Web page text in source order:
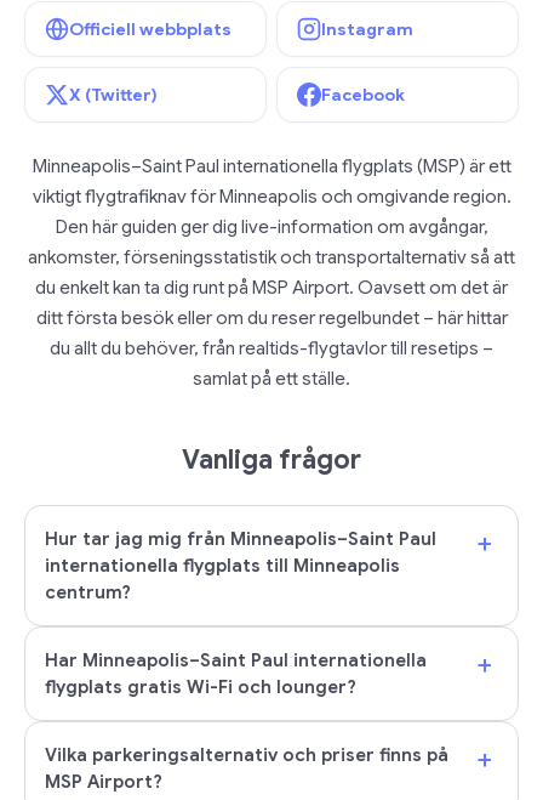
Officiell webbplats Instagram
X (Twitter) Facebook
Minneapolis–Saint Paul internationella flygplats (MSP) är ett
viktigt flygtrafiknav för Minneapolis och omgivande region.
Den här guiden ger dig live-information om avgångar,
ankomster, förseningsstatistik och transportalternativ så att
du enkelt kan ta dig runt på MSP Airport. Oavsett om det är
ditt första besök eller om du reser regelbundet – här hittar
du allt du behöver, från realtids-flygtavlor till resetips –
samlat på ett ställe.
Vanliga frågor
Hur tar jag mig från Minneapolis–Saint Paul
internationella flygplats till Minneapolis
centrum?
+
Har Minneapolis–Saint Paul internationella
flygplats gratis Wi-Fi och lounger?
+
Vilka parkeringsalternativ och priser finns på
MSP Airport?
+